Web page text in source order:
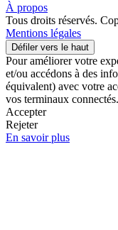
À propos
Tous droits réservés.
Mentions légales
Défiler vers le haut
Pour améliorer votre
et/ou accédons à des
équivalent) avec votre
vos terminaux connectés.
Accepter
Rejeter
En savoir plus